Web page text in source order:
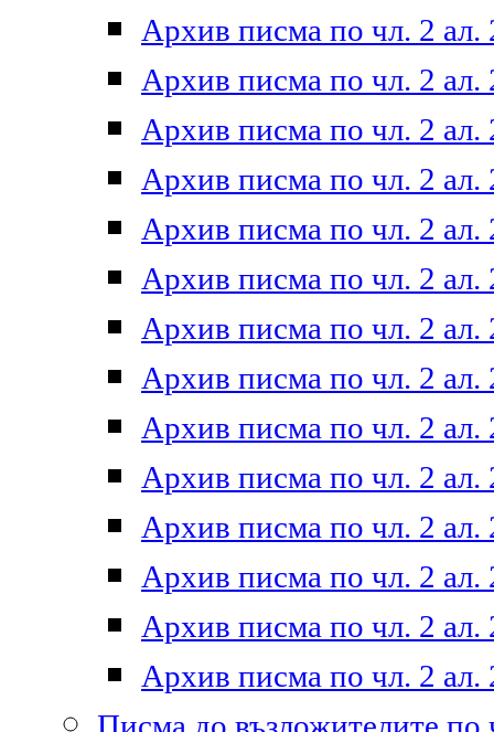
Архив писма по чл. 2 ал.
Архив писма по чл. 2 ал.
Архив писма по чл. 2 ал.
Архив писма по чл. 2 ал.
Архив писма по чл. 2 ал.
Архив писма по чл. 2 ал.
Архив писма по чл. 2 ал.
Архив писма по чл. 2 ал.
Архив писма по чл. 2 ал.
Архив писма по чл. 2 ал.
Архив писма по чл. 2 ал.
Архив писма по чл. 2 ал.
Архив писма по чл. 2 ал.
Архив писма по чл. 2 ал.